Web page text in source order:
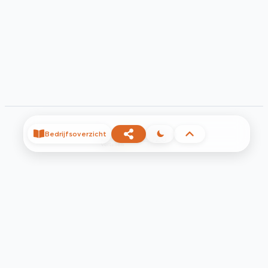
© 2026
Bedrijfsoverzicht